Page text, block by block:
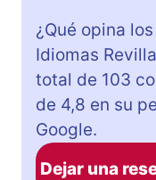
¿Qué opina
Idiomas
total de 103
de 4,8 en su
Google.
Dejar una